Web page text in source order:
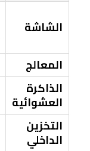
الشاشة
المعالج
الذاكرة
العشوائية
التخزين
الداخلي